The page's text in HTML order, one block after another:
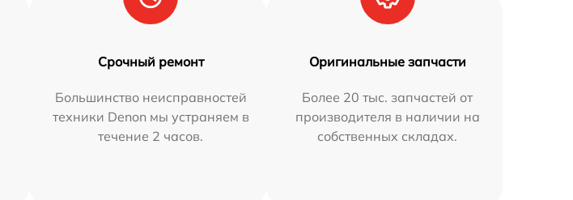
Срочный ремонт
Большинство неисправностей
техники Denon мы устраняем в
течение 2 часов.
Оригинальные запчасти
Более 20 тыс. запчастей от
производителя в наличии на
собственных складах.